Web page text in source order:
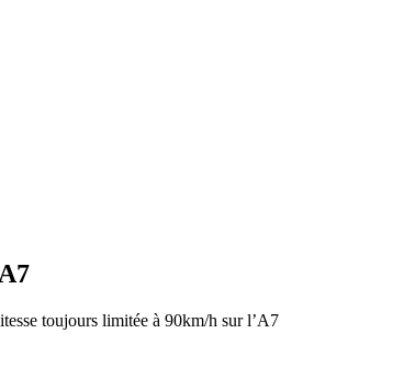
toujours limitée à 90km/h sur l’A7